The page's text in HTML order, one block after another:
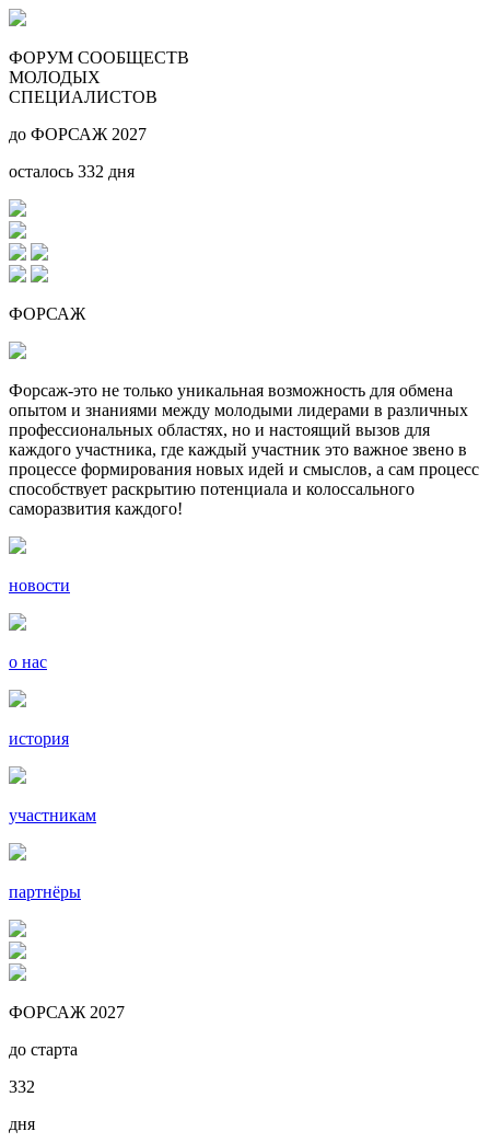
ФОРУМ СООБЩЕСТВ
МОЛОДЫХ
СПЕЦИАЛИСТОВ
до ФОРСАЖ 2027
осталось 332 дня
ФОРСАЖ
Форсаж-это не только уникальная возможность для обмена
опытом и знаниями между молодыми лидерами в различных
профессиональных областях, но и настоящий вызов для
каждого участника, где каждый участник это важное звено в
процессе формирования новых идей и смыслов, а сам процесс
способствует раскрытию потенциала и колоссального
саморазвития каждого!
новости
о нас
история
участникам
партнёры
ФОРСАЖ 2027
до старта
332
дня